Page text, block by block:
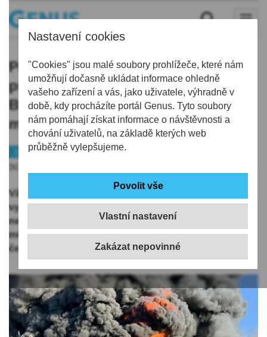
Nastavení cookies
"Cookies" jsou malé soubory prohlížeče, které nám
umožňují dočasně ukládat informace ohledně
vašeho zařízení a vás, jako uživatele, výhradně v
době, kdy procházíte portál Genus. Tyto soubory
nám pomáhají získat informace o návštěvnosti a
chování uživatelů, na základě kterých web
průběžně vylepšujeme.
Vlastní nastavení
Požár vrakoviště vyšetřuje policie
pro podezření z obecného ohrožení.
Byl uchráněn majetek za čtvrt
miliardy
Českolipsko
IZS
30.06.2025 | 12:21
Víkendový požár skládky kovošrotu v České Lípě
vyšetřuje policie pro podezření z obecného ohrožení z
nedbalosti. Pachateli v takovém případě hrozí od šesti
měsíců do pěti let vězení, uvedla dnes nawebu
českolipská policejní mluvčí Ivana Baláková.